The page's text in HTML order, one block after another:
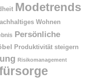
Modetrends
Wohnen
Persönliche
Produktivität steigern
Risikomanagement